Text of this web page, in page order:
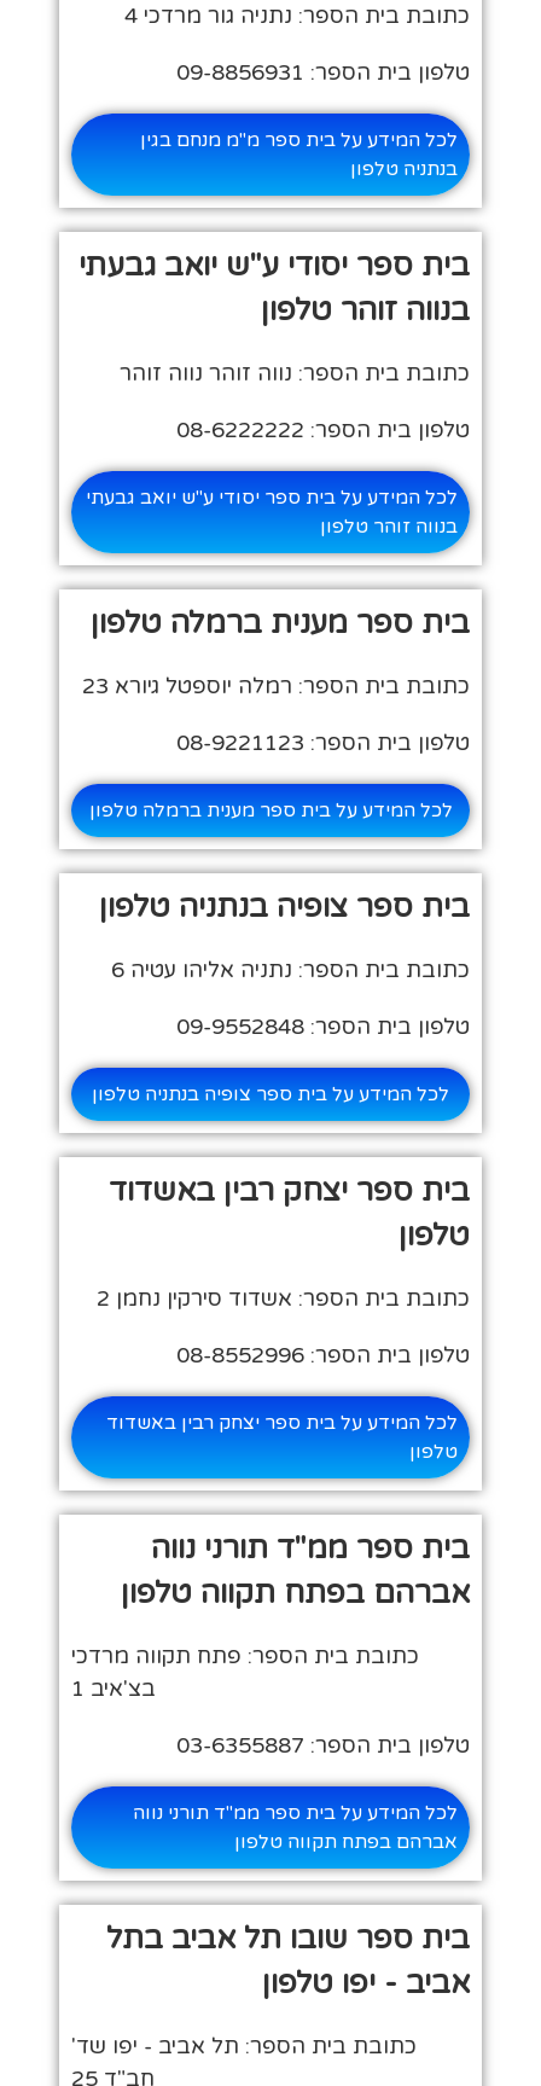
כתובת בית הספר: נתניה גור מרדכי 4
טלפון בית הספר: 09-8856931
לכל המידע על בית ספר מ"מ מנחם בגין
בנתניה טלפון
בית ספר יסודי ע"ש יואב גבעתי
בנווה זוהר טלפון
כתובת בית הספר: נווה זוהר נווה זוהר
טלפון בית הספר: 08-6222222
לכל המידע על בית ספר יסודי ע"ש יואב גבעתי
בנווה זוהר טלפון
בית ספר מענית ברמלה טלפון
כתובת בית הספר: רמלה יוספטל גיורא 23
טלפון בית הספר: 08-9221123
לכל המידע על בית ספר מענית ברמלה טלפון
בית ספר צופיה בנתניה טלפון
כתובת בית הספר: נתניה אליהו עטיה 6
טלפון בית הספר: 09-9552848
לכל המידע על בית ספר צופיה בנתניה טלפון
בית ספר יצחק רבין באשדוד
טלפון
כתובת בית הספר: אשדוד סירקין נחמן 2
טלפון בית הספר: 08-8552996
לכל המידע על בית ספר יצחק רבין באשדוד
טלפון
בית ספר ממ"ד תורני נווה
אברהם בפתח תקווה טלפון
כתובת בית הספר: פתח תקווה מרדכי
בצ'איב 1
טלפון בית הספר: 03-6355887
לכל המידע על בית ספר ממ"ד תורני נווה
אברהם בפתח תקווה טלפון
בית ספר שובו תל אביב בתל
אביב - יפו טלפון
כתובת בית הספר: תל אביב - יפו שד'
חב"ד 25